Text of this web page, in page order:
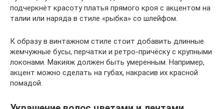
подчеркнёт красоту платья прямого кроя с акцентом на
талии или наряда в стиле «рыбка» со шлейфом.
К образу в винтажном стиле стоит добавить длинные
жемчужные бусы, перчатки и ретро-причёску с крупными
локонами. Макияж должен быть умеренным. Например,
акцент можно сделать на губах, накрасив их красной
помадой.